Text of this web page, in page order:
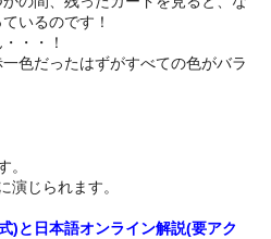
いるのです！
・・！
色だったはずがすべての色がバラ
。
演じられます。
)と日本語オンライン解説(要アク